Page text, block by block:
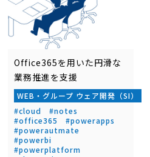
Office365を用いた円滑な
業務推進を支援
WEB・グループ ウェア開発（SI）
#cloud
#notes
#office365
#powerapps
#powerautmate
#powerbi
#powerplatform